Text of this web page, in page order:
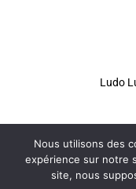
Ludo
Nous utilisons des
expérience sur notre
site, nous